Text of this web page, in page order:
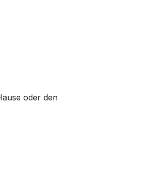
oder den